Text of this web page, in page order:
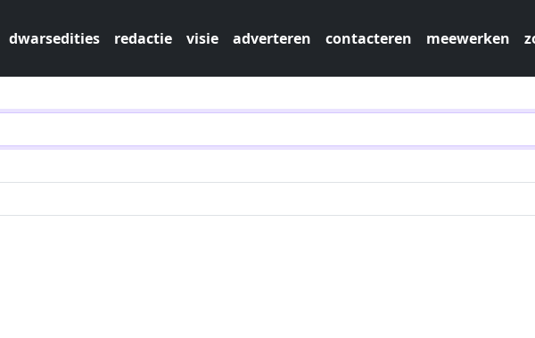
dwarsedities
redactie visie adverteren contacteren meewerken